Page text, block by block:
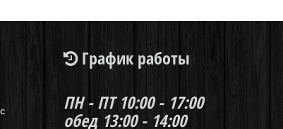
График работы
ПН - ПТ10:00 - 17:00
обед 13:00 - 14:00